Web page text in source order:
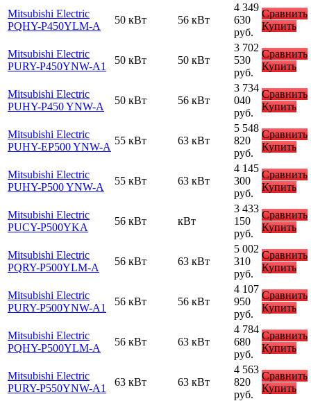
Mitsubishi Electric
PQHY-P450YLM-A
50 кВт 56 кВт
4 349
630
руб.
Сравнить
Купить
Mitsubishi Electric
PURY-P450YNW-A1
50 кВт 50 кВт
3 702
530
руб.
Сравнить
Купить
Mitsubishi Electric
PUHY-P450 YNW-A
50 кВт 56 кВт
3 734
040
руб.
Сравнить
Купить
Mitsubishi Electric
PUHY-EP500 YNW-A
55 кВт 63 кВт
5 548
820
руб.
Сравнить
Купить
Mitsubishi Electric
PUHY-P500 YNW-A
55 кВт 63 кВт
4 145
300
руб.
Сравнить
Купить
Mitsubishi Electric
PUCY-P500YKA
56 кВт кВт
3 433
150
руб.
Сравнить
Купить
Mitsubishi Electric
PQRY-P500YLM-A
56 кВт 63 кВт
5 002
310
руб.
Сравнить
Купить
Mitsubishi Electric
PURY-P500YNW-A1
56 кВт 56 кВт
4 107
950
руб.
Сравнить
Купить
Mitsubishi Electric
PQHY-P500YLM-A
56 кВт 63 кВт
4 784
680
руб.
Сравнить
Купить
Mitsubishi Electric
PURY-P550YNW-A1
63 кВт 63 кВт
4 563
820
руб.
Сравнить
Купить